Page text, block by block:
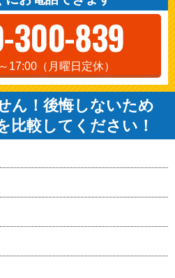
300-839
17:00（月曜日定休）
ん！後悔しないため
比較してください！